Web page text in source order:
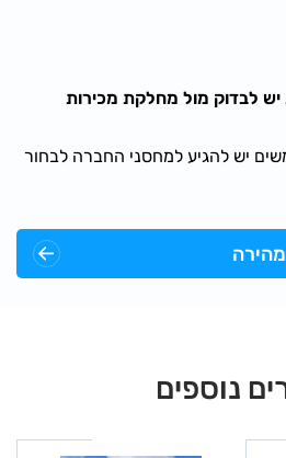
לבדוק מול מחלקת מכירות
יש להגיע למחסני החברה לבחור
למכירה במחלקה:
נוספים